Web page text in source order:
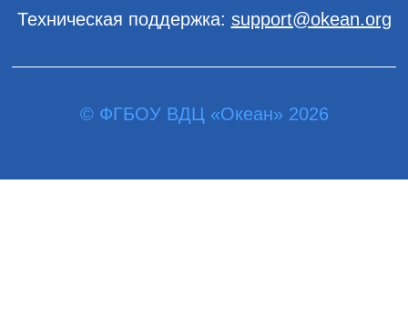
Техническая поддержка: support@okean.org
© ФГБОУ ВДЦ «Океан» 2026